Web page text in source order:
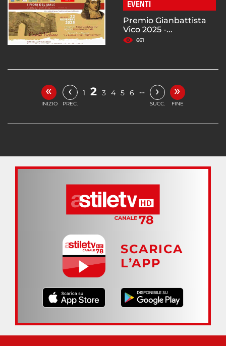
EVENTI
Premio Gianbattista
Vico 2025 -...
661
«
INIZIO
‹
PREC.
1 2 3 4 5 6 … ›
SUCC.
»
FINE
SCARICA
L’APP